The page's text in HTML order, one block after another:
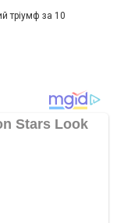
тріумф за 10